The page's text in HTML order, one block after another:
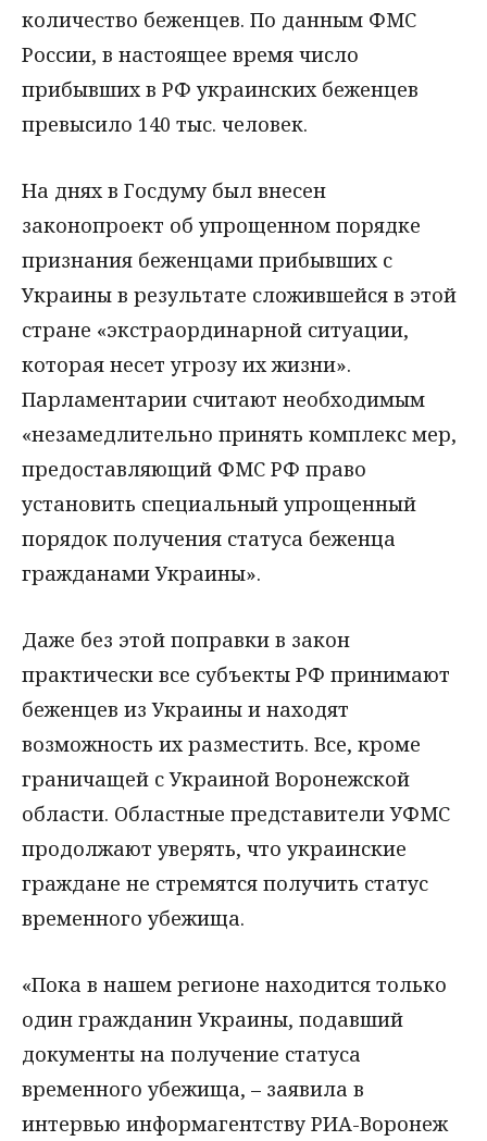
количество беженцев. По данным ФМС
России, в настоящее время число
прибывших в РФ украинских беженцев
превысило 140 тыс. человек.
На днях в Госдуму был внесен
законопроект об упрощенном порядке
признания беженцами прибывших с
Украины в результате сложившейся в этой
стране «экстраординарной ситуации,
которая несет угрозу их жизни».
Парламентарии считают необходимым
«незамедлительно принять комплекс мер,
предоставляющий ФМС РФ право
установить специальный упрощенный
порядок получения статуса беженца
гражданами Украины».
Даже без этой поправки в закон
практически все субъекты РФ принимают
беженцев из Украины и находят
возможность их разместить. Все, кроме
граничащей с Украиной Воронежской
области. Областные представители УФМС
продолжают уверять, что украинские
граждане не стремятся получить статус
временного убежища.
«Пока в нашем регионе находится только
один гражданин Украины, подавший
документы на получение статуса
временного убежища, – заявила в
интервью информагентству РИА-Воронеж